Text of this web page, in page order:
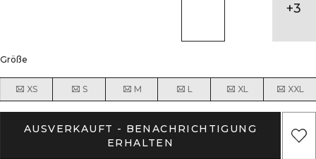
+3
Größe
XS S M L XL XXL
AUSVERKAUFT - BENACHRICHTIGUNG
ERHALTEN